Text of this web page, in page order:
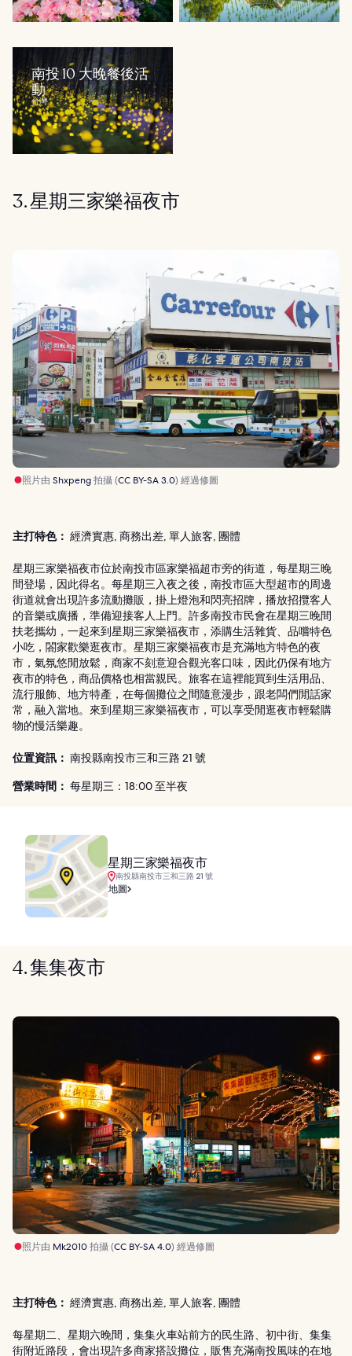
南投 10 大晚餐後活
動
台灣
3. 星期三家樂福夜市
照片由 Shxpeng拍攝 (CC BY-SA 3.0) 經過修圖
主打特色： 經濟實惠, 商務出差, 單人旅客, 團體
星期三家樂福夜市位於南投市區家樂福超市旁的街道，每星期三晚
間登場，因此得名。每星期三入夜之後，南投市區大型超市的周邊
街道就會出現許多流動攤販，掛上燈泡和閃亮招牌，播放招攬客人
的音樂或廣播，準備迎接客人上門。許多南投市民會在星期三晚間
扶老攜幼，一起來到星期三家樂福夜市，添購生活雜貨、品嚐特色
小吃，閤家歡樂逛夜市。星期三家樂福夜市是充滿地方特色的夜
市，氣氛悠閒放鬆，商家不刻意迎合觀光客口味，因此仍保有地方
夜市的特色，商品價格也相當親民。旅客在這裡能買到生活用品、
流行服飾、地方特產，在每個攤位之間隨意漫步，跟老闆們閒話家
常，融入當地。來到星期三家樂福夜市，可以享受閒逛夜市輕鬆購
物的慢活樂趣。
位置資訊： 南投縣南投市三和三路 21 號
營業時間： 每星期三：18:00 至半夜
星期三家樂福夜市
南投縣南投市三和三路 21 號
地圖
4. 集集夜市
照片由 Mk2010拍攝 (CC BY-SA 4.0) 經過修圖
主打特色： 經濟實惠, 商務出差, 單人旅客, 團體
每星期二、星期六晚間，集集火車站前方的民生路、初中街、集集
街附近路段，會出現許多商家搭設攤位，販售充滿南投風味的在地